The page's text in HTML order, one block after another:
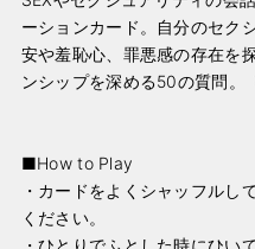
ーションカード。自分のセク
安や羞恥心、罪悪感の存在を
ンシップを深める50の質問。
■How to Play
・カードをよくシャッフルし
ください。